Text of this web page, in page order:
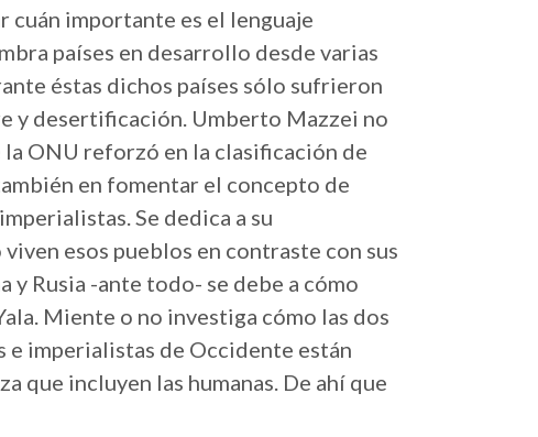
cuán importante es el lenguaje
países en desarrollo desde varias
éstas dichos países sólo sufrieron
y desertificación. Umberto Mazzei no
ONU reforzó en la clasificación de
en fomentar el concepto de
Se dedica a su
esos pueblos en contraste con sus
y Rusia -ante todo- se debe a cómo
Miente o no investiga cómo las dos
e imperialistas de Occidente están
que incluyen las humanas. De ahí que